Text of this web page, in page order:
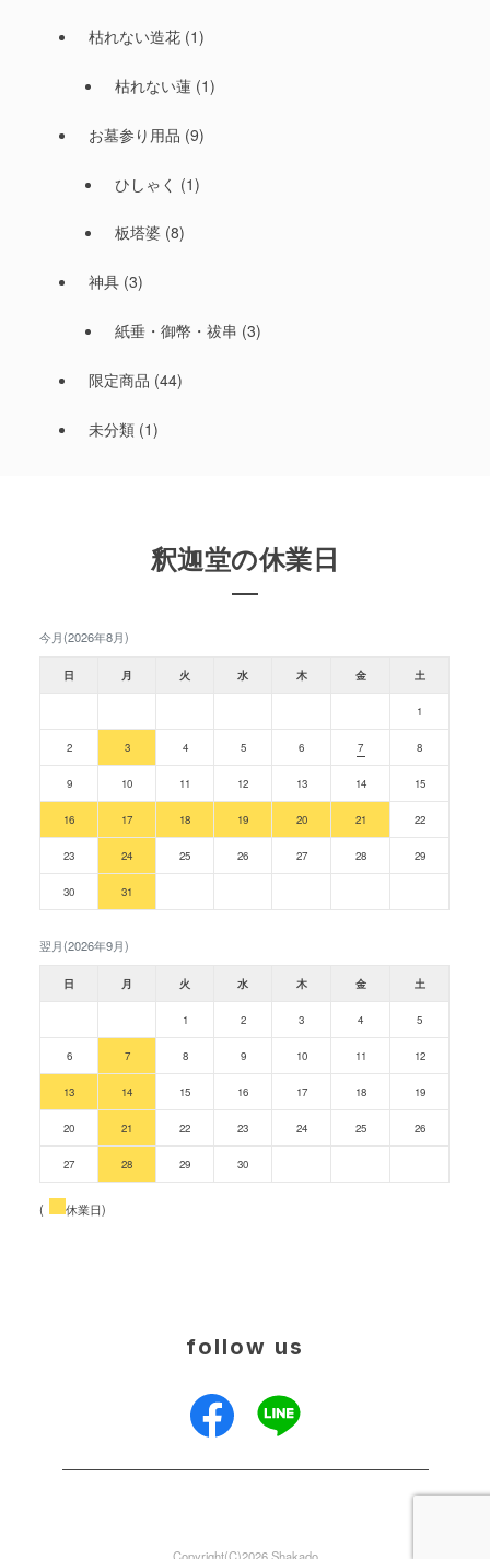
枯れない造花 (1)
枯れない蓮(1)
お墓参り用品 (9)
ひしゃく (1)
板塔婆(8)
神具 (3)
紙垂・御幣・祓串 (3)
限定商品 (44)
未分類 (1)
釈迦堂の休業日
今月(2026年8月)
日 月 火 水 木 金 土
1
2 3 4 5 6 7 8
9 10 11 12 13 14 15
16 17 18 19 20 21 22
23 24 25 26 27 28 29
30 31
翌月(2026年9月)
日 月 火 水 木 金 土
1 2 3 4 5
6 7 8 9 10 11 12
13 14 15 16 17 18 19
20 21 22 23 24 25 26
27 28 29 30
( 休業日)
follow us